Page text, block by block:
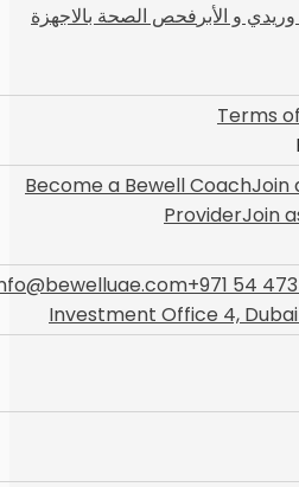
و الأبر فحص الصحة بالاجهزة
Terms
Become a Bewell CoachJoin
ProviderJoin
+971 54
Investment Office 4,